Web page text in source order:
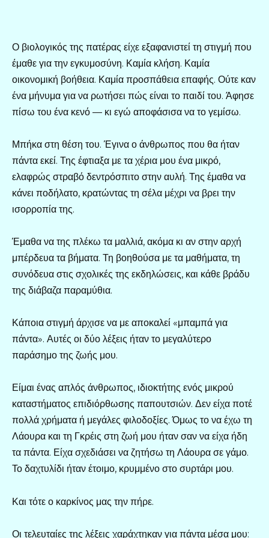
Ο βιολογικός της πατέρας είχε εξαφανιστεί τη στιγμή που
έμαθε για την εγκυμοσύνη. Καμία κλήση. Καμία
οικονομική βοήθεια. Καμία προσπάθεια επαφής. Ούτε καν
ένα μήνυμα για να ρωτήσει πώς είναι το παιδί του. Άφησε
πίσω του ένα κενό — κι εγώ αποφάσισα να το γεμίσω.
Μπήκα στη θέση του. Έγινα ο άνθρωπος που θα ήταν
πάντα εκεί. Της έφτιαξα με τα χέρια μου ένα μικρό,
ελαφρώς στραβό δεντρόσπιτο στην αυλή. Της έμαθα να
κάνει ποδήλατο, κρατώντας τη σέλα μέχρι να βρει την
ισορροπία της.
Έμαθα να της πλέκω τα μαλλιά, ακόμα κι αν στην αρχή
μπέρδευα τα βήματα. Τη βοηθούσα με τα μαθήματα, τη
συνόδευα στις σχολικές της εκδηλώσεις, και κάθε βράδυ
της διάβαζα παραμύθια.
Κάποια στιγμή άρχισε να με αποκαλεί «μπαμπά για
πάντα». Αυτές οι δύο λέξεις ήταν το μεγαλύτερο
παράσημο της ζωής μου.
Είμαι ένας απλός άνθρωπος, ιδιοκτήτης ενός μικρού
καταστήματος επιδιόρθωσης παπουτσιών. Δεν είχα ποτέ
πολλά χρήματα ή μεγάλες φιλοδοξίες. Όμως το να έχω τη
Λάουρα και τη Γκρέις στη ζωή μου ήταν σαν να είχα ήδη
τα πάντα. Είχα σχεδιάσει να ζητήσω τη Λάουρα σε γάμο.
Το δαχτυλίδι ήταν έτοιμο, κρυμμένο στο συρτάρι μου.
Και τότε ο καρκίνος μας την πήρε.
Οι τελευταίες της λέξεις χαράχτηκαν για πάντα μέσα μου: